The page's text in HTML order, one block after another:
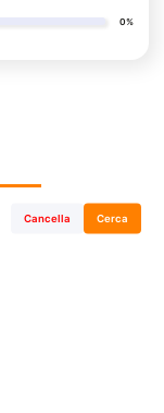
0%
Cancella Cerca